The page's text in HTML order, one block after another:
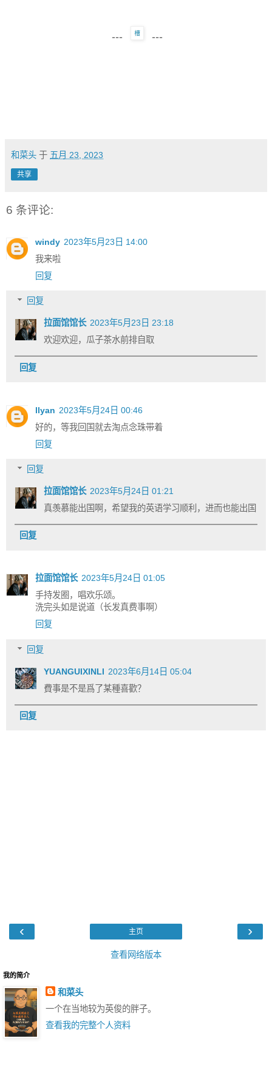
--- ---
和菜头 于 五月 23, 2023
共享
6 条评论:
windy 2023年5月23日 14:00
我来啦
回复
回复
拉面馆馆长 2023年5月23日 23:18
欢迎欢迎，瓜子茶水前排自取
回复
llyan 2023年5月24日 00:46
好的，等我回国就去淘点念珠带着
回复
回复
拉面馆馆长 2023年5月24日 01:21
真羡慕能出国啊，希望我的英语学习顺利，进而也能出国
回复
拉面馆馆长 2023年5月24日 01:05
手持发圈，唱欢乐颂。
洗完头如是说道（长发真费事啊）
回复
回复
YUANGUIXINLI 2023年6月14日 05:04
費事是不是爲了某種喜歡？
回复
‹ ›
主页
查看网络版本
我的简介
和菜头
一个在当地较为英俊的胖子。
查看我的完整个人资料